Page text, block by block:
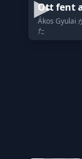
Ott fent
Ákos Gyulai
た